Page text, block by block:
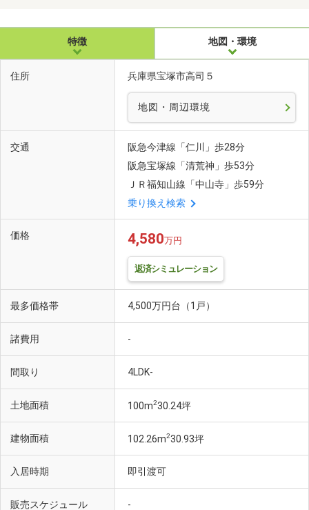
特徴 地図・環境
住所 兵庫県宝塚市高司５
地図・周辺環境
交通
阪急今津線「仁川」歩28分
阪急宝塚線「清荒神」歩53分
ＪＲ福知山線「中山寺」歩59分
乗り換え検索
価格 4,580万円
返済シミュレーション
最多価格帯 4,500万円台（1戸）
諸費用 -
間取り 4LDK-
土地面積 100m230.24坪
建物面積 102.26m230.93坪
入居時期 即引渡可
販売スケジュール -